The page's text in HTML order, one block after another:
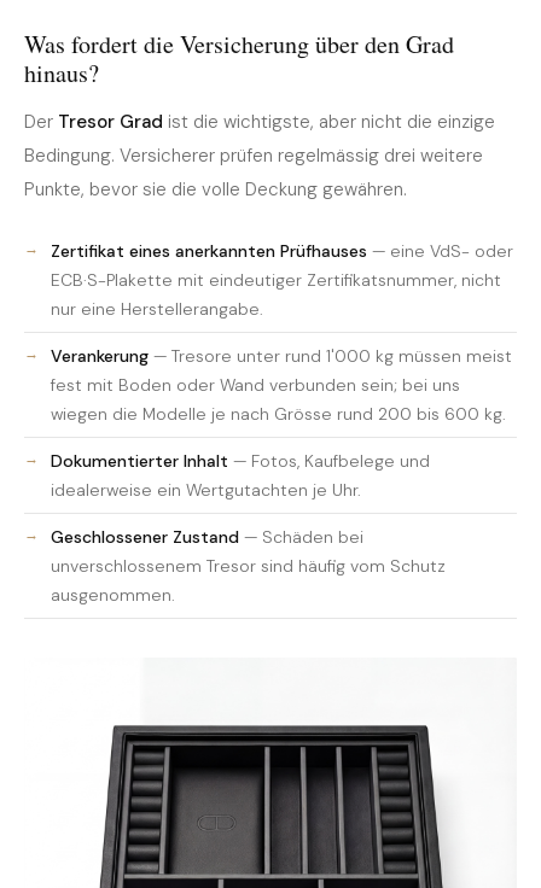
Was fordert die Versicherung über den Grad
hinaus?
Der Tresor Grad ist die wichtigste, aber nicht die einzige
Bedingung. Versicherer prüfen regelmässig drei weitere
Punkte, bevor sie die volle Deckung gewähren.
Zertifikat eines anerkannten Prüfhauses — eine VdS- oder
ECB·S-Plakette mit eindeutiger Zertifikatsnummer, nicht
nur eine Herstellerangabe.
Verankerung — Tresore unter rund 1'000 kg müssen meist
fest mit Boden oder Wand verbunden sein; bei uns
wiegen die Modelle je nach Grösse rund 200 bis 600 kg.
Dokumentierter Inhalt — Fotos, Kaufbelege und
idealerweise ein Wertgutachten je Uhr.
Geschlossener Zustand — Schäden bei
unverschlossenem Tresor sind häufig vom Schutz
ausgenommen.